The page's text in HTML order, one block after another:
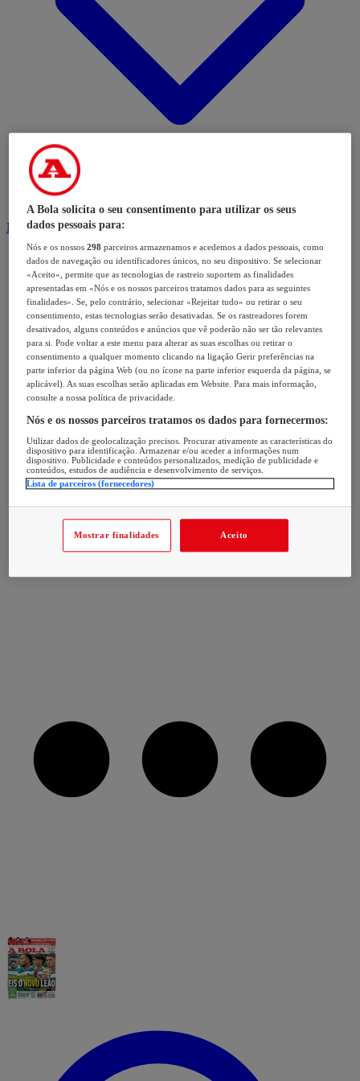
Modalidades
A Bola solicita o seu consentimento para utilizar os seus
dados pessoais para:
Nós e os nossos298 parceiros armazenamos e acedemos a dados pessoais, como
dados de navegação ou identificadores únicos, no seu dispositivo. Se selecionar
«Aceito», permite que as tecnologias de rastreio suportem as finalidades
apresentadas em «Nós e os nossos parceiros tratamos dados para as seguintes
finalidades». Se, pelo contrário, selecionar «Rejeitar tudo» ou retirar o seu
consentimento, estas tecnologias serão desativadas. Se os rastreadores forem
desativados, alguns conteúdos e anúncios que vê poderão não ser tão relevantes
para si. Pode voltar a este menu para alterar as suas escolhas ou retirar o
consentimento a qualquer momento clicando na ligação Gerir preferências na
parte inferior da página Web (ou no ícone na parte inferior esquerda da página, se
aplicável). As suas escolhas serão aplicadas em Website. Para mais informação,
consulte a nossa política de privacidade.
Nós e os nossos parceiros tratamos os dados para fornecermos:
Utilizar dados de geolocalização precisos. Procurar ativamente as características do
dispositivo para identificação. Armazenar e/ou aceder a informações num
dispositivo. Publicidade e conteúdos personalizados, medição de publicidade e
conteúdos, estudos de audiência e desenvolvimento de serviços.
Lista de parceiros (fornecedores)
Mostrar finalidades Aceito